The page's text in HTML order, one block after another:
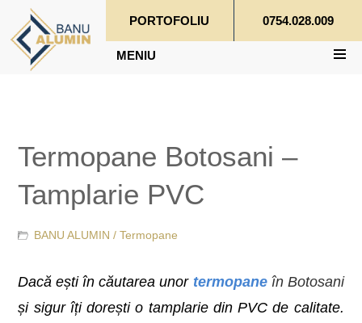
0754.028.009
PORTOFOLIU
MENIU
Termopane Botosani –
Tamplarie PVC
BANU ALUMIN /Termopane
Dacă ești în căutarea unortermopaneîn Botosani
și sigur îți dorești o tamplarie din PVC de calitate.